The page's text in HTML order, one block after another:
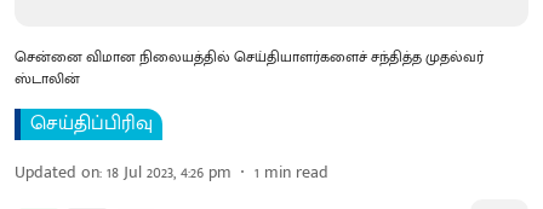
சென்னை விமான நிலையத்தில் செய்தியாளர்களைச் சந்தித்த முதல்வர்
ஸ்டாலின்
செய்திப்பிரிவு
Updated on:18 Jul 2023, 4:26 pm 1 min read